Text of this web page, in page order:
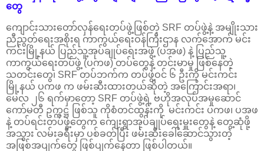
တွေ
ကျောင်းသားတော်လှန်ရေးတပ်ဖွဲ့ဖြစ်တဲ့ SRF တပ်ဖွဲ့နဲ့ အမျိုးသား
ညီညွတ်ရေးအစိုးရ ကာကွယ်ရေးဝန်ကြီးဌာန လက်အောက် မင်း
ကင်းမြို့နယ် ပြည်သူ့အုပ်ချုပ်ရေးအဖွဲ့ (ပအဖ) နဲ့ ပြည်သူ့
ကာကွယ်ရေးတပ်ဖွဲ့ (ပကဖ) တပ်တွေနဲ့ တင်းမာမှု ဖြစ်နေတဲ့
သတင်းတွေ၊ SRF တပ်ဘက်က တပ်ဖွဲ့ဝင် ၆ ဦးကို မင်းကင်း
မြို့နယ် ပကဖ က ဖမ်းဆီးထားတယ်ဆိုတဲ့ အကြောင်းအရာ၊
မေလ ၂၆ ရက်မှာတော့ SRF တပ်ဖွဲ့ရဲ့ ဗဟိုအလုပ်အမှုဆောင်
ကော်မတီ ဥက္ကဋ္ဌ ဖြစ်သူ ကိုစံတင်ထွန်းကို မင်းကင်း ပကဖ၊ ပအဖ
နဲ့ တပ်ရင်းတပ်ဖွဲ့တွေက ကျေးရွာအုပ်ချုပ်ရေးမှူးတွေနဲ့ တွေ့ဆုံဖို့
အသွား လမ်းခရီးမှာ ပစ်ခတ်ပြီး ဖမ်းဆီးခေါ်ဆောင်သွားတဲ့
အဖြစ်အပျက်တွေ ဖြစ်ပျက်နေတာ ဖြစ်ပါတယ်။